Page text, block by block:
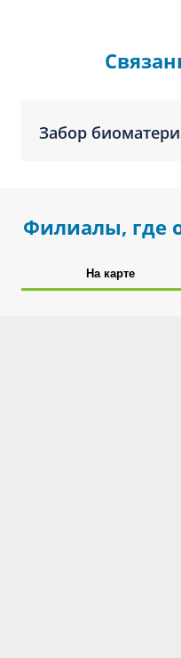
Забор
Филиалы, где
На карте